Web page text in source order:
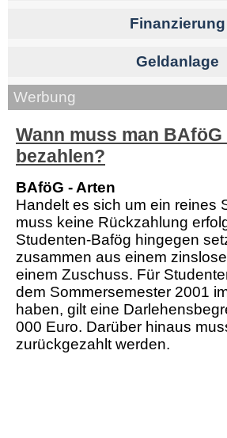
Finanzierung
Geldanlage
Werbung
Wann muss man
bezahlen?
BAföG - Arten
Handelt es sich um ein reines
muss keine Rückzahlung
Studenten-Bafög hingegen
zusammen aus einem
einem Zuschuss. Für
dem Sommersemester 2001
haben, gilt eine
000 Euro. Darüber hinaus
zurückgezahlt werden.